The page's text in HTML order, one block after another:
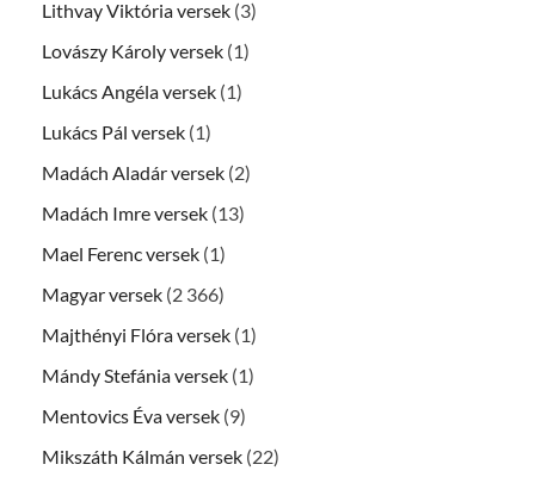
Lithvay Viktória versek (3)
Lovászy Károly versek (1)
Lukács Angéla versek (1)
Lukács Pál versek (1)
Madách Aladár versek (2)
Madách Imre versek (13)
Mael Ferenc versek (1)
Magyar versek (2 366)
Majthényi Flóra versek (1)
Mándy Stefánia versek (1)
Mentovics Éva versek (9)
Mikszáth Kálmán versek (22)